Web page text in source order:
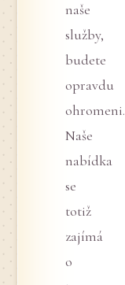
naše
služby,
budete
opravdu
ohromeni.
Naše
nabídka
se
totiž
zajímá
o